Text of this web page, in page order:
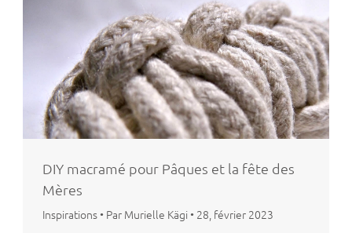
DIY macramé pour Pâques et la fête des
Mères
Inspirations • Par Murielle Kägi • 28, février 2023